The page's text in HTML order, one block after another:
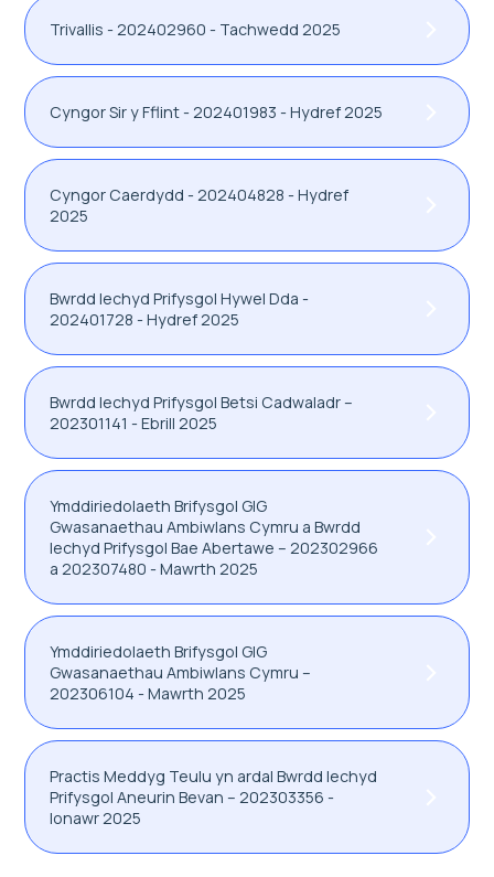
Trivallis - 202402960 - Tachwedd 2025
Cyngor Sir y Fflint - 202401983 - Hydref 2025
Cyngor Caerdydd - 202404828 - Hydref
2025
Bwrdd Iechyd Prifysgol Hywel Dda -
202401728 - Hydref 2025
Bwrdd Iechyd Prifysgol Betsi Cadwaladr –
202301141 - Ebrill 2025
Ymddiriedolaeth Brifysgol GIG
Gwasanaethau Ambiwlans Cymru a Bwrdd
Iechyd Prifysgol Bae Abertawe – 202302966
a 202307480 - Mawrth 2025
Ymddiriedolaeth Brifysgol GIG
Gwasanaethau Ambiwlans Cymru –
202306104 - Mawrth 2025
Practis Meddyg Teulu yn ardal Bwrdd Iechyd
Prifysgol Aneurin Bevan – 202303356 -
Ionawr 2025